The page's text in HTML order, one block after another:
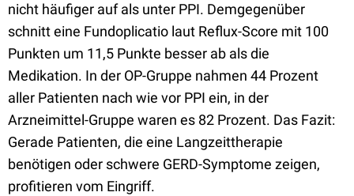
nicht häufiger auf als unter PPI. Demgegenüber
schnitt eine Fundoplicatio laut Reflux-Score mit 100
Punkten um 11,5 Punkte besser ab als die
Medikation. In der OP-Gruppe nahmen 44 Prozent
aller Patienten nach wie vor PPI ein, in der
Arzneimittel-Gruppe waren es 82 Prozent. Das Fazit:
Gerade Patienten, die eine Langzeittherapie
benötigen oder schwere GERD-Symptome zeigen,
profitieren vom Eingriff.